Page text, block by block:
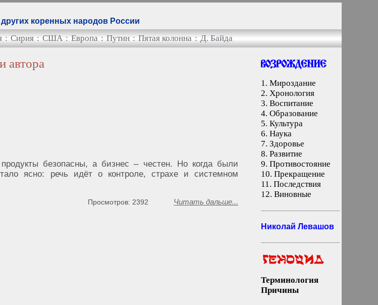
коренных народов России
: Сирия : США : Европа : Путин : Пятая колонна : Д. Байда
автора
безопасны, а бизнес – честен. Но когда были
ясно: речь идёт о контроле, страхе и системном
Читать дальше...
Просмотров: 2392
1. Мироздание
2. Хронология
3. Воспитание
4. Образование
5. Культура
6. Наука
7. Здоровье
8. Развитие
9. Противостояние
10. Прекращение
11. Последствия
12. Виновные
Николай Левашов
Терминология
Причины